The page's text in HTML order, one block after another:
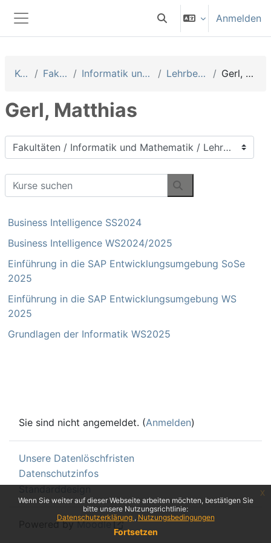
Wenn Sie weiter auf dieser Webseite arbeiten möchten, bestätigen Sie
bitte unsere Nutzungsrichtlinie:
Datenschutzerklärung
Nutzungsbedingungen
Fortsetzen
x
Website-Übersicht
Sucheingabe umschalten
Anmelden
Kurse Fakultäten Informatik und Mathematik Lehrbeauftragte Gerl, Matthias
Gerl, Matthias
Kursbereiche
Kurse suchen
Kurse suchen
Business Intelligence SS2024
Business Intelligence WS2024/2025
Einführung in die SAP Entwicklungsumgebung SoSe
2025
Einführung in die SAP Entwicklungsumgebung WS
2025
Grundlagen der Informatik WS2025
Sie sind nicht angemeldet. (Anmelden)
Unsere Datenlöschfristen
Datenschutzinfos
Standarddesign
Powered byMoodle